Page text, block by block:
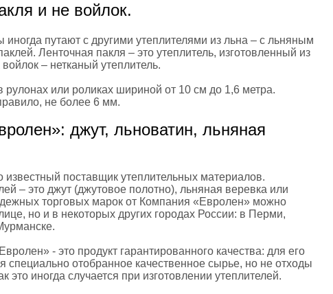
и не войлок.
путают с другими утеплителями из льна – с льняным
Ленточная пакля – это утеплитель, изготовленный из
– нетканый утеплитель.
рулонах или роликах шириной от 10 см до 1,6 метра.
не более 6 мм.
джут, льноватин, льняная
известный поставщик утеплительных материалов.
– это джут (джутовое полотно), льняная веревка или
торговых марок от Компания «Евролен» можно
но и в некоторых других городах России: в Перми,
- это продукт гарантированного качества: для его
специально отобранное качественное сырье, но не отходы
это иногда случается при изготовлении утеплителей.